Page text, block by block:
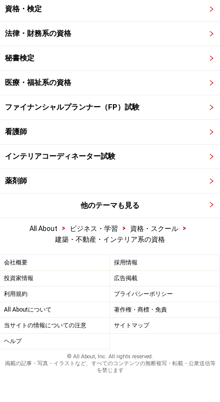
資格・検定
法律・財務系の資格
秘書検定
医療・福祉系の資格
ファイナンシャルプランナー（FP）試験
看護師
インテリアコーディネーター試験
薬剤師
他のテーマも見る
All About > ビジネス・学習 > 資格・スクール
>
建築・不動産・インテリア系の資格
会社概要 採用情報
投資家情報 広告掲載
利用規約 プライバシーポリシー
All Aboutについて 著作権・商標・免責
当サイトの情報についての注意 サイトマップ
ヘルプ
© All About, Inc. All rights reserved.
掲載の記事・写真・イラストなど、すべてのコンテンツの無断複写・転載・公衆送信等
を禁じます